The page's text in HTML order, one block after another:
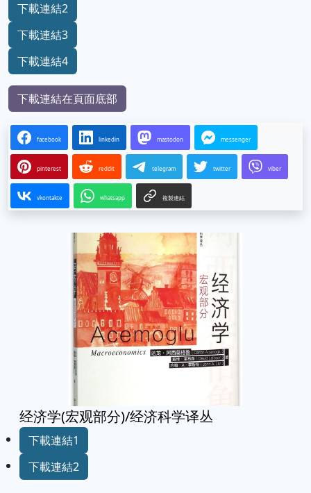
下載連結2
下載連結3
下載連結4
下載連結在頁面底部
facebook linkedin mastodon messenger
pinterest reddit telegram twitter viber
vkontakte whatsapp 複製連結
经济学(宏观部分)/经济科学译丛
下載連結1
下載連結2